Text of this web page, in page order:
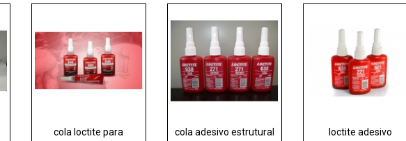
cola loctite para
cola adesivo estrutural
loctite adesivo